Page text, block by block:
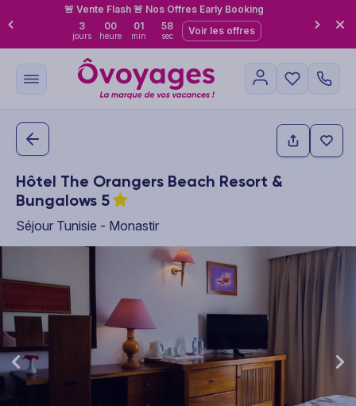
🚨 Vente Flash 🚨 Nos Offres Early Booking
3
jours
00
heure
01
min
57
sec Voir les offres
Hôtel The Orangers Beach Resort &
Bungalows 5
Séjour Tunisie - Monastir
This carousel shows one large product image at a time. Use the